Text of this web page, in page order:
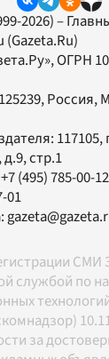
2026) –
(Gazeta.Ru)
, ОГРН
Россия,
117105,
стр.1
+7 (495) 785-00-12
01
службой по
за